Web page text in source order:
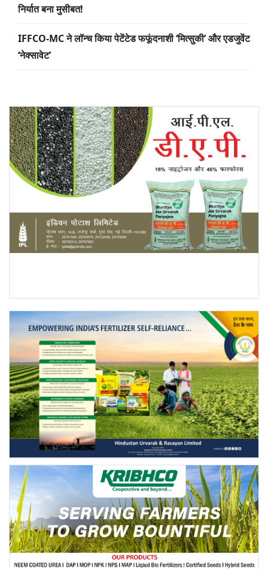
निर्यात बना मुसीबत!
IFFCO-MC ने लॉन्च किया पेटेंटेड फफूंदनाशी ‘मित्सुकी’ और एडजुवेंट
‘नेक्सावेट’